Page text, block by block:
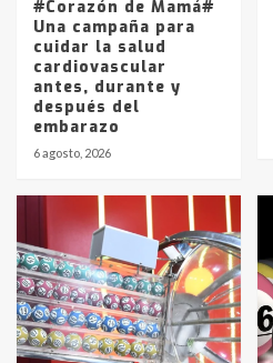
#Corazón de Mamá#
Una campaña para
cuidar la salud
cardiovascular
antes, durante y
después del
embarazo
6 agosto, 2026